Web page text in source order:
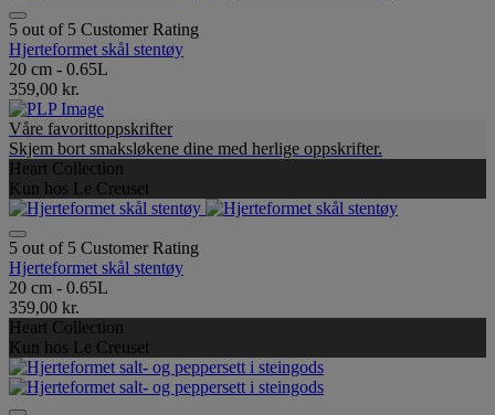
5 out of 5 Customer Rating
Hjerteformet skål stentøy
20 cm - 0.65L
359,00 kr.
Våre favorittoppskrifter
Skjem bort smaksløkene dine med herlige oppskrifter.
Heart Collection
Kun hos Le Creuset
5 out of 5 Customer Rating
Hjerteformet skål stentøy
20 cm - 0.65L
359,00 kr.
Heart Collection
Kun hos Le Creuset